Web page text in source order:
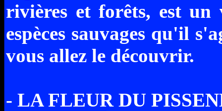
rivières et forêts, est un
espèces sauvages qu'il
vous allez le découvrir.
- LA FLEUR DU